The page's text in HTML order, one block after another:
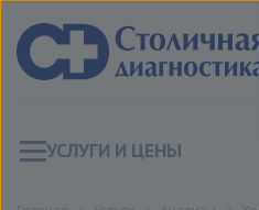
УСЛУГИ И ЦЕНЫ